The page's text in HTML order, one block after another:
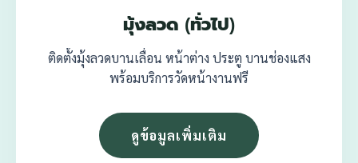
มุ้งลวด (ทั่วไป)
ติดตั้งมุ้งลวดบานเลื่อน หน้าต่าง ประตู บานช่องแสง
พร้อมบริการวัดหน้างานฟรี
ดูข้อมูลเพิ่มเติม